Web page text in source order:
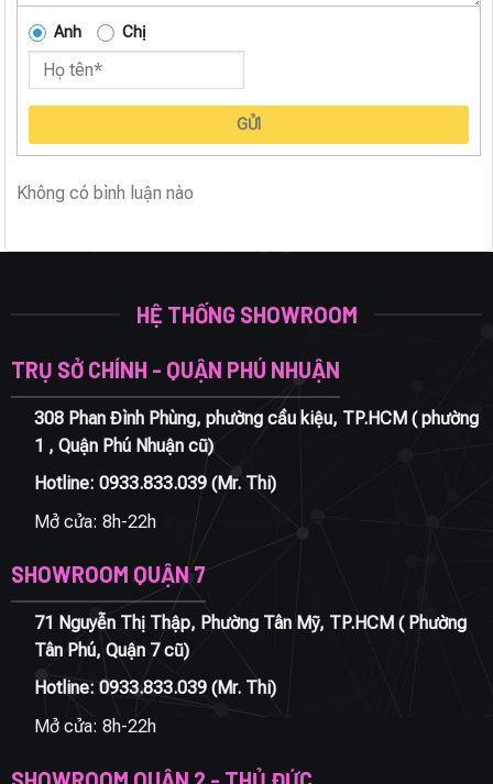
Anh Chị
GỬI
Không có bình luận nào
HỆ THỐNG SHOWROOM
TRỤ SỞ CHÍNH - QUẬN PHÚ NHUẬN
308 Phan Đình Phùng, phường cầu kiệu, TP.HCM ( phường
1 , Quận Phú Nhuận cũ)
Hotline: 0933.833.039(Mr. Thi)
Mở cửa: 8h-22h
SHOWROOM QUẬN 7
71 Nguyễn Thị Thập, Phường Tân Mỹ, TP.HCM ( Phường
Tân Phú, Quận 7 cũ)
Hotline: 0933.833.039(Mr. Thi)
Mở cửa: 8h-22h